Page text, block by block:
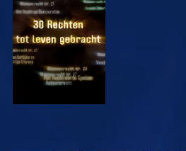
KIJK